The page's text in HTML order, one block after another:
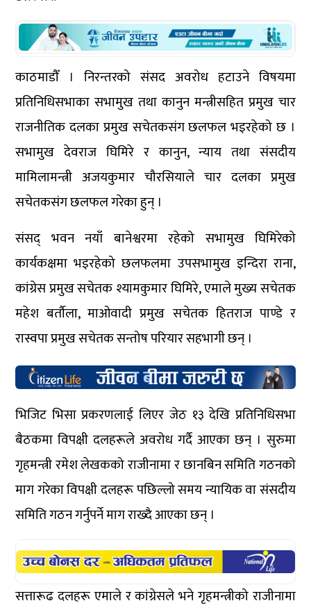
काठमाडौँ । निरन्तरको संसद अवरोध हटाउने विषयमा
प्रतिनिधिसभाका सभामुख तथा कानुन मन्त्रीसहित प्रमुख चार
राजनीतिक दलका प्रमुख सचेतकसंग छलफल भइरहेको छ ।
सभामुख देवराज घिमिरे र कानुन, न्याय तथा संसदीय
मामिलामन्त्री अजयकुमार चौरसियाले चार दलका प्रमुख
सचेतकसंग छलफल गरेका हुन् ।
संसद् भवन नयाँ बानेश्वरमा रहेको सभामुख घिमिरेको
कार्यकक्षमा भइरहेको छलफलमा उपसभामुख इन्दिरा राना,
कांग्रेस प्रमुख सचेतक श्यामकुमार घिमिरे, एमाले मुख्य सचेतक
महेश बर्तौला, माओवादी प्रमुख सचेतक हितराज पाण्डे र
रास्वपा प्रमुख सचेतक सन्तोष परियार सहभागी छन् ।
भिजिट भिसा प्रकरणलाई लिएर जेठ १३ देखि प्रतिनिधिसभा
बैठकमा विपक्षी दलहरूले अवरोध गर्दै आएका छन् । सुरुमा
गृहमन्त्री रमेश लेखकको राजीनामा र छानबिन समिति गठनको
माग गरेका विपक्षी दलहरू पछिल्लो समय न्यायिक वा संसदीय
समिति गठन गर्नुपर्ने माग राख्दै आएका छन् ।
सत्तारूढ दलहरू एमाले र कांग्रेसले भने गृहमन्त्रीको राजीनामा